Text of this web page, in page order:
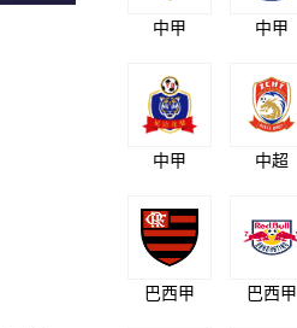
中甲 中甲
中甲 中超
巴西甲 巴西甲